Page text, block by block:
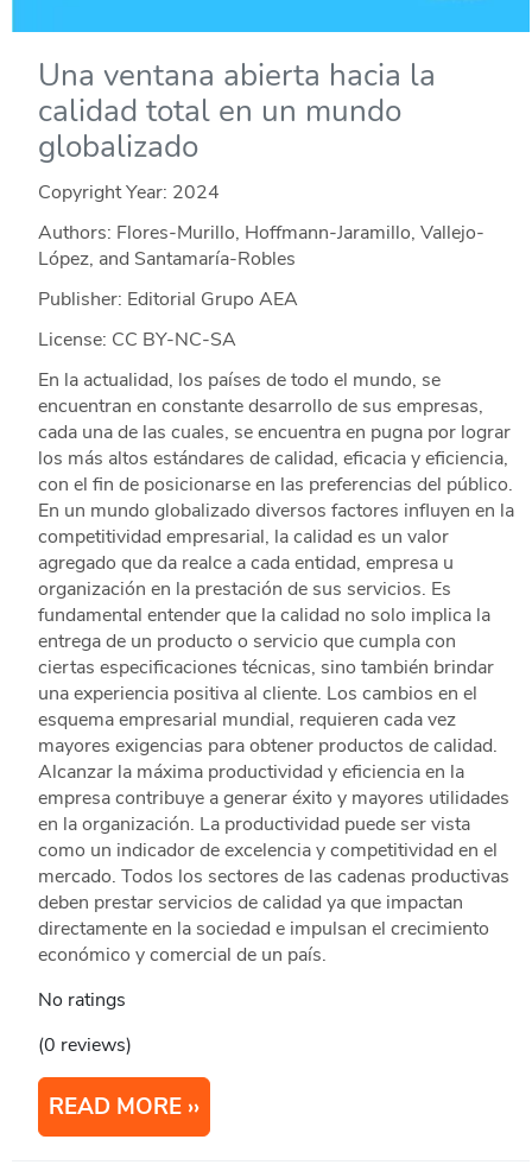
Una ventana abierta hacia la
calidad total en un mundo
globalizado
Copyright Year: 2024
Authors: Flores-Murillo, Hoffmann-Jaramillo, Vallejo-
López, and Santamaría-Robles
Publisher: Editorial Grupo AEA
License: CC BY-NC-SA
En la actualidad, los países de todo el mundo, se
encuentran en constante desarrollo de sus empresas,
cada una de las cuales, se encuentra en pugna por lograr
los más altos estándares de calidad, eficacia y eficiencia,
con el fin de posicionarse en las preferencias del público.
En un mundo globalizado diversos factores influyen en la
competitividad empresarial, la calidad es un valor
agregado que da realce a cada entidad, empresa u
organización en la prestación de sus servicios. Es
fundamental entender que la calidad no solo implica la
entrega de un producto o servicio que cumpla con
ciertas especificaciones técnicas, sino también brindar
una experiencia positiva al cliente. Los cambios en el
esquema empresarial mundial, requieren cada vez
mayores exigencias para obtener productos de calidad.
Alcanzar la máxima productividad y eficiencia en la
empresa contribuye a generar éxito y mayores utilidades
en la organización. La productividad puede ser vista
como un indicador de excelencia y competitividad en el
mercado. Todos los sectores de las cadenas productivas
deben prestar servicios de calidad ya que impactan
directamente en la sociedad e impulsan el crecimiento
económico y comercial de un país.
No ratings
(0 reviews)
READ MORE